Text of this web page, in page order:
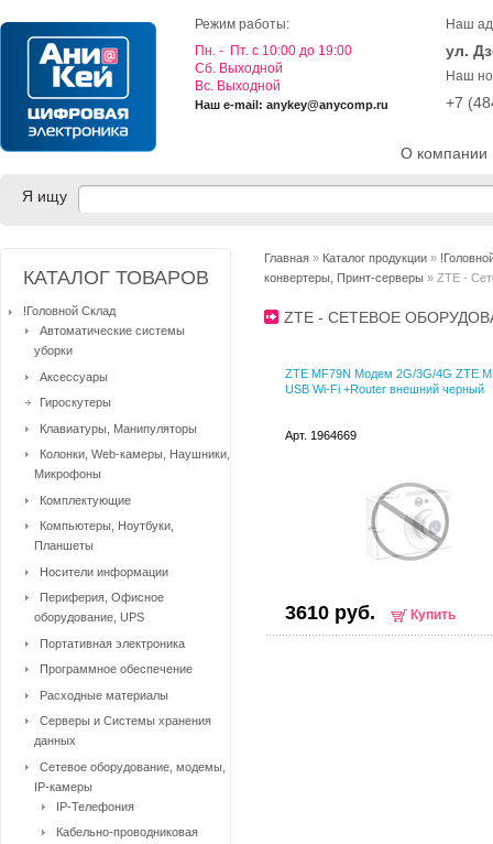
О компании
Режим работы:
Пн. - Пт. с 10:00 до 19:00
Cб. Выходной
Вс. Выходной
Наш e-mail: anykey@anycomp.ru
Наш
ул.
Наш
+7
Я ищу
Главная » Каталог продукции »
конвертеры, Принт-серверы » ZTE -
ZTE - СЕТЕВОЕ
ZTE MF79N Модем 2G/3G/4G ZTE
USB Wi-Fi +Router внешний черный
Арт. 1964669
3610 руб. Купить
КАТАЛОГ ТОВАРОВ
!Головной Склад
Автоматические системы
уборки
Аксессуары
Гироскутеры
Клавиатуры, Манипуляторы
Колонки, Web-камеры, Наушники,
Микрофоны
Комплектующие
Компьютеры, Ноутбуки,
Планшеты
Носители информации
Периферия, Офисное
оборудование, UPS
Портативная электроника
Программное обеспечение
Расходные материалы
Серверы и Системы хранения
данных
Сетевое оборудование, модемы,
IP-камеры
IP-Телефония
Кабельно-проводниковая